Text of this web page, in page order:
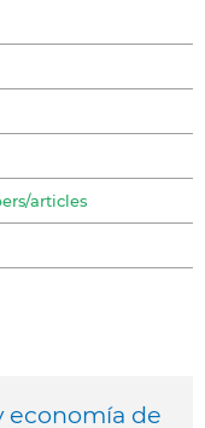
articles
economía de